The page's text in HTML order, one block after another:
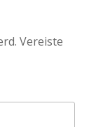
Vereiste